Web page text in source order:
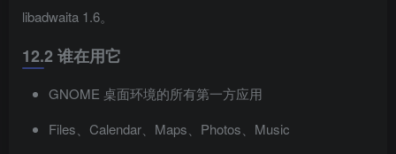
libadwaita 1.6。
12.2 谁在用它
GNOME 桌面环境的所有第一方应用
Files、Calendar、Maps、Photos、Music